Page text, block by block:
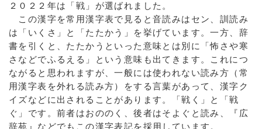
２０２２年は「戦」が選ばれました。
この漢字を常用漢字表で見ると音読みはセン、訓読み
は「いくさ」と「たたかう」を挙げています。一方、辞
書を引くと、たたかうといった意味とは別に「怖さや寒
さなどでふるえる」という意味も出てきます。これにつ
ながると思われますが、一般には使われない読み方（常
用漢字表を外れる読み方）をする言葉があって、漢字ク
イズなどに出されることがあります。「戦く」と「戦
ぐ」です。前者はおののく、後者はそよぐと読み、『広
辞苑』などでもこの漢字表記を採用しています。